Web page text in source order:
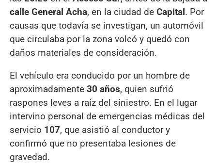
calle General Acha, en la ciudad de Capital. Por
causas que todavía se investigan, un automóvil
que circulaba por la zona volcó y quedó con
daños materiales de consideración.
El vehículo era conducido por un hombre de
aproximadamente 30 años, quien sufrió
raspones leves a raíz del siniestro. En el lugar
intervino personal de emergencias médicas del
servicio 107, que asistió al conductor y
confirmó que no presentaba lesiones de
gravedad.